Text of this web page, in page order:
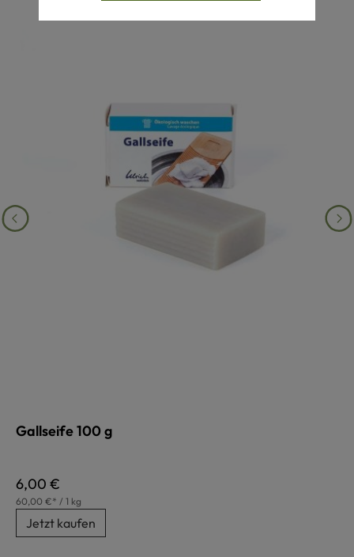
Gallseife 100 g
Regulärer Preis:
6,00 €
60,00 €* / 1 kg
Jetzt kaufen